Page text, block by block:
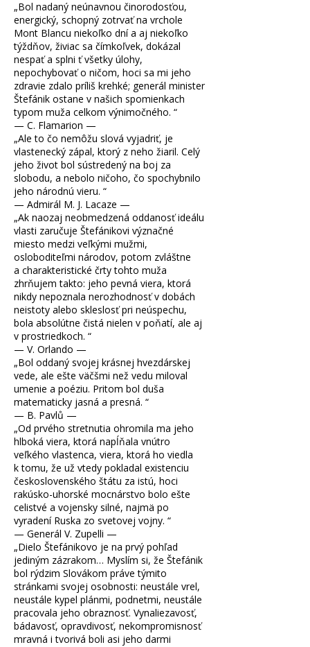
„Bol nadaný neúnavnou činorodosťou,
energický, schopný zotrvať na vrchole
Mont Blancu niekoľko dní a aj niekoľko
týždňov, živiac sa čímkoľvek, dokázal
nespať a splni ť všetky úlohy,
nepochybovať o ničom, hoci sa mi jeho
zdravie zdalo príliš krehké; generál minister
Štefánik ostane v našich spomienkach
typom muža celkom výnimočného. “
— C. Flamarion —
„Ale to čo nemôžu slová vyjadriť, je
vlastenecký zápal, ktorý z neho žiaril. Celý
jeho život bol sústredený na boj za
slobodu, a nebolo ničoho, čo spochybnilo
jeho národnú vieru. “
— Admirál M. J. Lacaze —
„Ak naozaj neobmedzená oddanosť ideálu
vlasti zaručuje Štefánikovi význačné
miesto medzi veľkými mužmi,
osloboditeľmi národov, potom zvláštne
a charakteristické črty tohto muža
zhrňujem takto: jeho pevná viera, ktorá
nikdy nepoznala nerozhodnosť v dobách
neistoty alebo skleslosť pri neúspechu,
bola absolútne čistá nielen v poňatí, ale aj
v prostriedkoch. “
— V. Orlando —
„Bol oddaný svojej krásnej hvezdárskej
vede, ale ešte väčšmi než vedu miloval
umenie a poéziu. Pritom bol duša
matematicky jasná a presná. “
— B. Pavlů —
„Od prvého stretnutia ohromila ma jeho
hlboká viera, ktorá napĺňala vnútro
veľkého vlastenca, viera, ktorá ho viedla
k tomu, že už vtedy pokladal existenciu
československého štátu za istú, hoci
rakúsko-uhorské mocnárstvo bolo ešte
celistvé a vojensky silné, najmä po
vyradení Ruska zo svetovej vojny. “
— Generál V. Zupelli —
„Dielo Štefánikovo je na prvý pohľad
jediným zázrakom… Myslím si, že Štefánik
bol rýdzim Slovákom práve týmito
stránkami svojej osobnosti: neustále vrel,
neustále kypel plánmi, podnetmi, neustále
pracovala jeho obraznosť. Vynaliezavosť,
bádavosť, opravdivosť, nekompromisnosť
mravná i tvorivá boli asi jeho darmi